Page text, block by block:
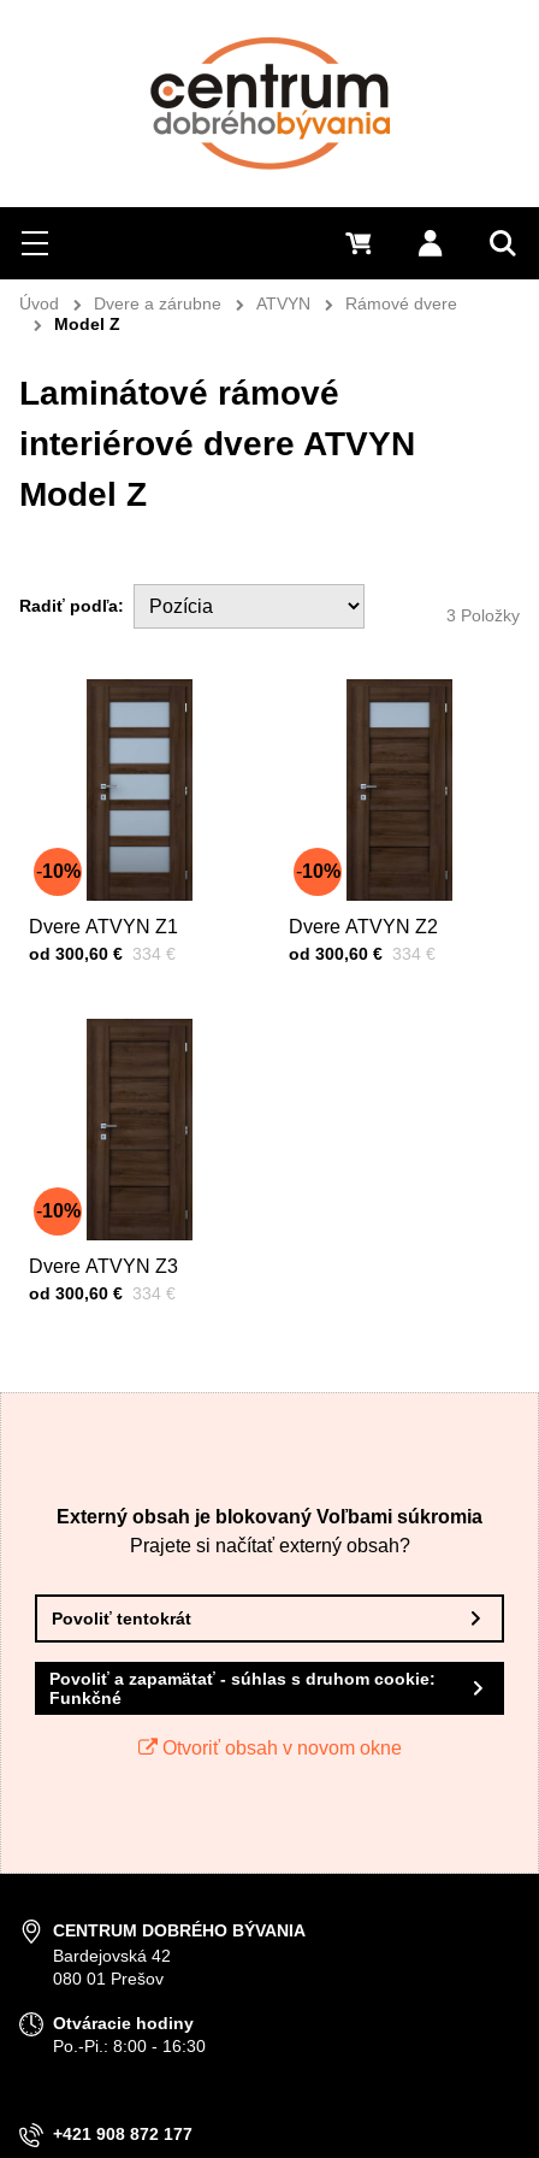
Hľadať
Menu Prihlásiť
0 €
Úvod Dvere a zárubne ATVYN
Rámové dvere
Model Z
Laminátové rámové
interiérové dvere ATVYN
Model Z
Radiť podľa: 3 Položky
Dvere ATVYN Z1
Cena s DPH
od 300,60 € Pred zľavou:
334 €
10%
Dvere ATVYN Z2
Cena s DPH
od 300,60 € Pred zľavou:
334 €
10%
Dvere ATVYN Z3
Cena s DPH
od 300,60 € Pred zľavou:
334 €
10%
Externý obsah je blokovaný Voľbami súkromia
Prajete si načítať externý obsah?
Povoliť tentokrát
Povoliť a zapamätať - súhlas s druhom cookie:
Funkčné
Otvoriť obsah v novom okne
CENTRUM DOBRÉHO BÝVANIA
Bardejovská 42
080 01 Prešov
Otváracie hodiny
Po.-Pi.: 8:00 - 16:30
+421 908 872 177